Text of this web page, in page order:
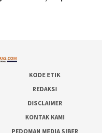
KODE ETIK
REDAKSI
DISCLAIMER
KONTAK KAMI
PEDOMAN MEDIA SIBER